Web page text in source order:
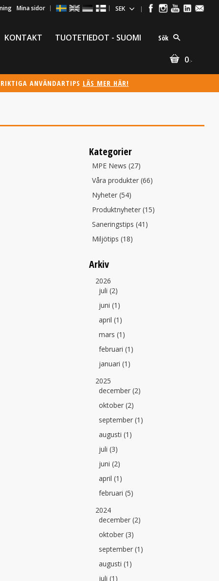
Mina sidor
KONTAKT TUOTETIEDOT - SUOMI Sök
0:-
ANVÄNDARTIPS LÄS MER HÄR!
Kategorier
MPE News (27)
Våra produkter (66)
Nyheter (54)
Produktnyheter (15)
Saneringstips (41)
Miljötips (18)
Arkiv
2026
juli (2)
juni (1)
april (1)
mars (1)
februari (1)
januari (1)
2025
december (2)
oktober (2)
september (1)
augusti (1)
juli (3)
juni (2)
april (1)
februari (5)
2024
december (2)
oktober (3)
september (1)
augusti (1)
juli (1)